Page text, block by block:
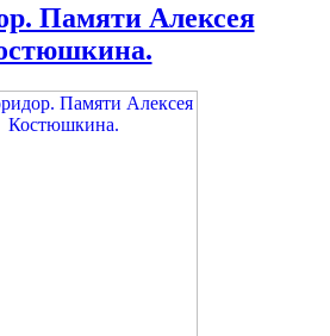
Памяти Алексея